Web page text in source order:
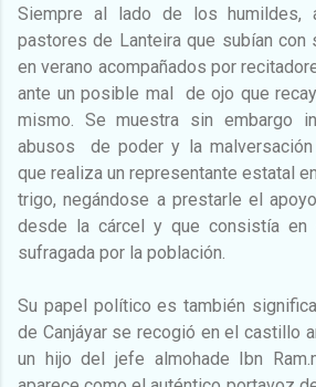
Siempre al lado de los humildes,
pastores de Lanteira que subían con
en verano acompañados por
ante un posible mal de ojo que
mismo. Se muestra sin embargo
abusos de poder y la
que realiza un representante estatal
trigo, negándose a prestarle el
desde la cárcel y que consistía en
sufragada por la población.
Su papel político es también
de Canjáyar se recogió en el castillo
un hijo del jefe almohade Ibn